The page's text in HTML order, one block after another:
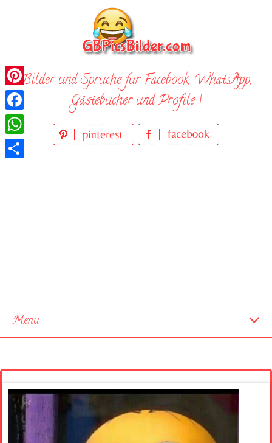
Bilder und Sprüche für Facebook, WhatsApp,
Gästebücher und Profile !
Menu
Pinterest
Facebook
WhatsApp